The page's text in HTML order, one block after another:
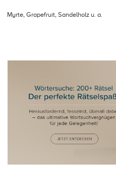
Myrte, Grapefruit, Sandelholz u. a.